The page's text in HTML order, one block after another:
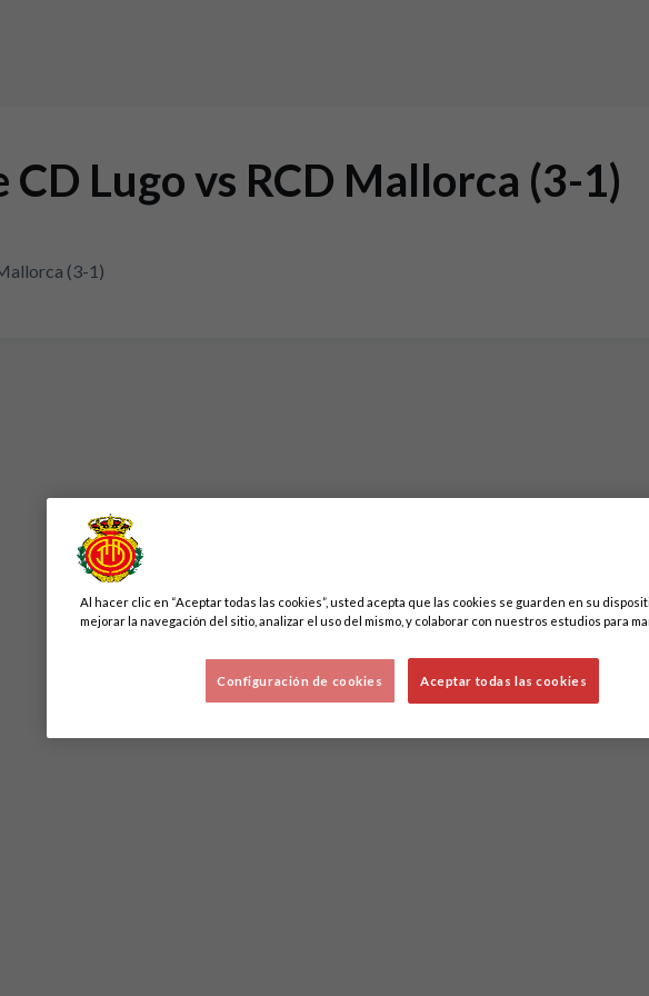
CD Lugo vs RCD Mallorca (3-1)
(3-1)
Al hacer clic en “Aceptar todas las cookies”, usted acepta que las cookies se guarden en su
mejorar la navegación del sitio, analizar el uso del mismo, y colaborar con nuestros estudios para
Aceptar todas las cookies
Configuración de cookies